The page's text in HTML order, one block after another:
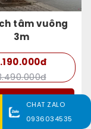
tâm vuông
3m
Mua ngay
CHAT ZALO
0936034535